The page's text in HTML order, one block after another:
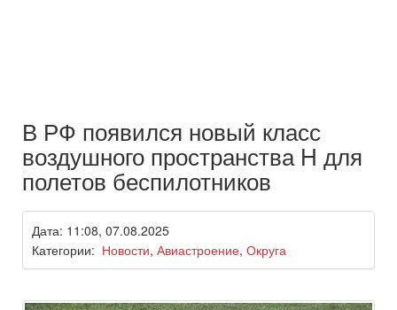
В РФ появился новый класс
воздушного пространства H для
полетов беспилотников
Дата: 11:08, 07.08.2025
Категории: Новости, Авиастроение, Округа